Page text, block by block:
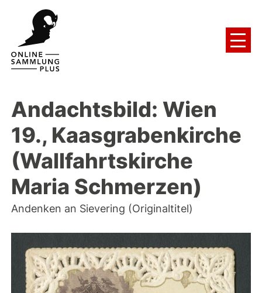
Andachtsbild: Wien
19., Kaasgrabenkirche
(Wallfahrtskirche
Maria Schmerzen)
Andenken an Sievering (Originaltitel)